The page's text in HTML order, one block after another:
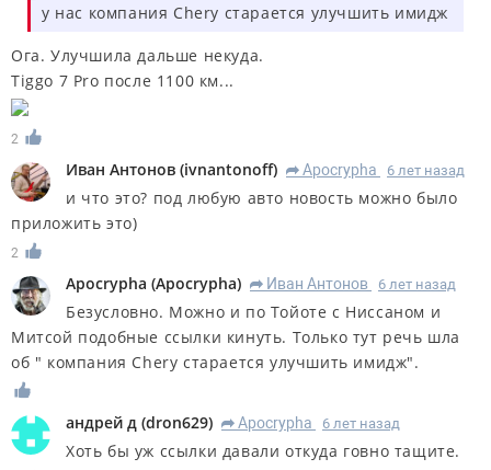
у нас компания Chery старается улучшить имидж
Ога. Улучшила дальше некуда.
Tiggo 7 Pro после 1100 км...
2
Иван Антонов (ivnantonoff) R Apocrypha 6 лет назад
и что это? под любую авто новость можно было
приложить это)
2
Apocrypha (Apocrypha) R Иван Антонов 6 лет назад
Безусловно. Можно и по Тойоте с Ниссаном и
Митсой подобные ссылки кинуть. Только тут речь шла
об " компания Chery старается улучшить имидж".
андрей д (dron629) R Apocrypha 6 лет назад
Хоть бы уж ссылки давали откуда говно тащите.